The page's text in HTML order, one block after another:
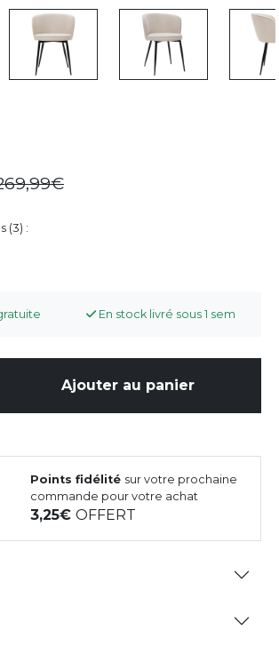
(3) :
En stock livré sous 1 sem
Ajouter au panier
Points fidélité sur votre prochaine
commande pour votre achat
3,25OFFERT